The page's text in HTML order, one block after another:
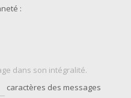
:
dans son intégralité.
caractères des messages